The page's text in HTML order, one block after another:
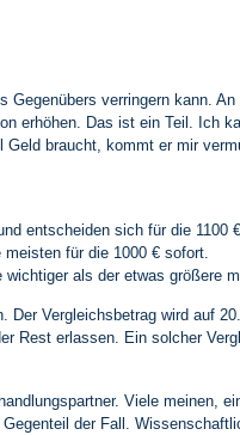
verringern kann.
Das ist ein Teil. Ich
braucht, kommt er mir
entscheiden sich für die 1100 €.
für die 1000 € sofort.
als der etwas größere
Der Vergleichsbetrag wird auf
Rest erlassen. Ein solcher
Viele meinen,
der Fall.